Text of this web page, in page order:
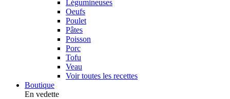
Légumineuses
Oeufs
Poulet
Pâtes
Poisson
Porc
Tofu
Veau
Voir toutes les recettes
Boutique
En vedette